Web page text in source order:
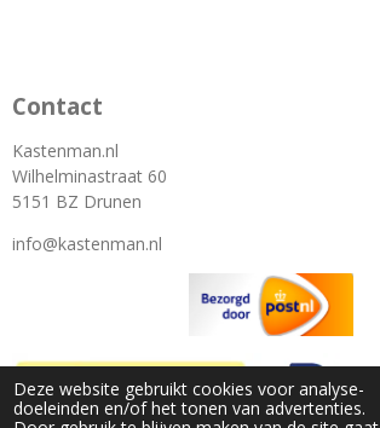
Deze website gebruikt cookies voor analyse-
doeleinden en/of het tonen van advertenties.
Contact
Kastenman.nl
Wilhelminastraat 60
5151 BZ Drunen
info@kastenman.nl